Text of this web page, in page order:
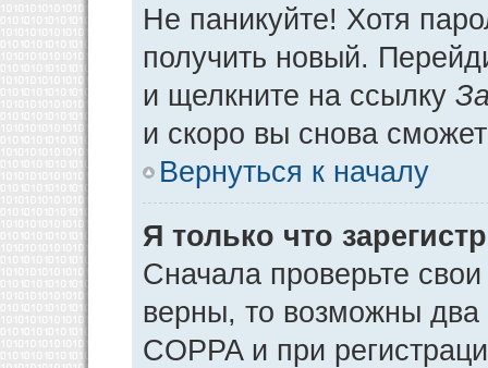
Не паникуйте! Хотя
получить новый.
и щелкните на ссылку
и скоро вы снова
Вернуться к началу
Я только что
Сначала проверьте
верны, то возможны
COPPA и при